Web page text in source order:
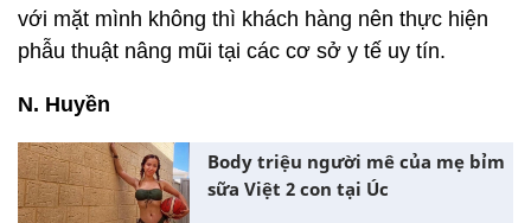
với mặt mình không thì khách hàng nên thực hiện
phẫu thuật nâng mũi tại các cơ sở y tế uy tín.
N. Huyền
Body triệu người mê của mẹ bỉm
sữa Việt 2 con tại Úc